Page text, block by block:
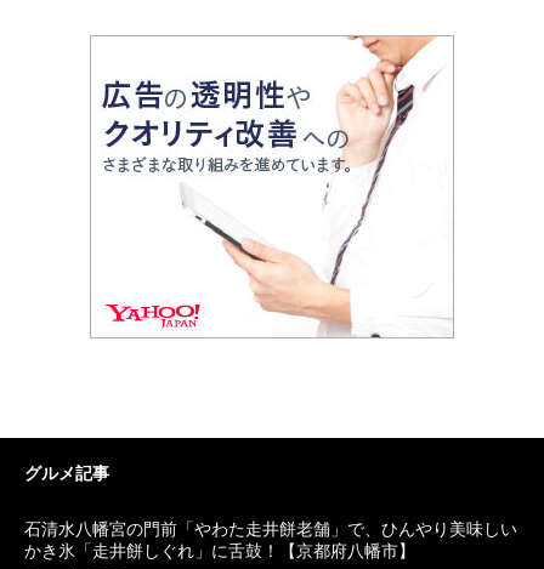
グルメ記事
石清水八幡宮の門前「やわた走井餅老舗」で、ひんやり美味しい
かき氷「走井餅しぐれ」に舌鼓！【京都府八幡市】